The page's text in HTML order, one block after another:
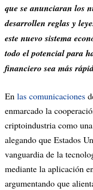
que se anunciaran los
desarrollen reglas y
este nuevo sistema
todo el potencial para
financiero sea más
En las comunicaciones
enmarcado la
criptoindustria como
alegando que Estados
vanguardia de la
mediante la aplicación
argumentando que